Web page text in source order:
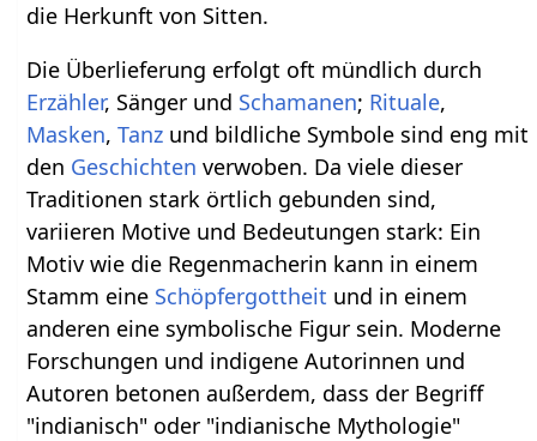
die Herkunft von Sitten.
Die Überlieferung erfolgt oft mündlich durch
Erzähler, Sänger und Schamanen; Rituale,
Masken,Tanz und bildliche Symbole sind eng mit
den Geschichten verwoben. Da viele dieser
Traditionen stark örtlich gebunden sind,
variieren Motive und Bedeutungen stark: Ein
Motiv wie die Regenmacherin kann in einem
Stamm eine Schöpfergottheit und in einem
anderen eine symbolische Figur sein. Moderne
Forschungen und indigene Autorinnen und
Autoren betonen außerdem, dass der Begriff
"indianisch" oder "indianische Mythologie"